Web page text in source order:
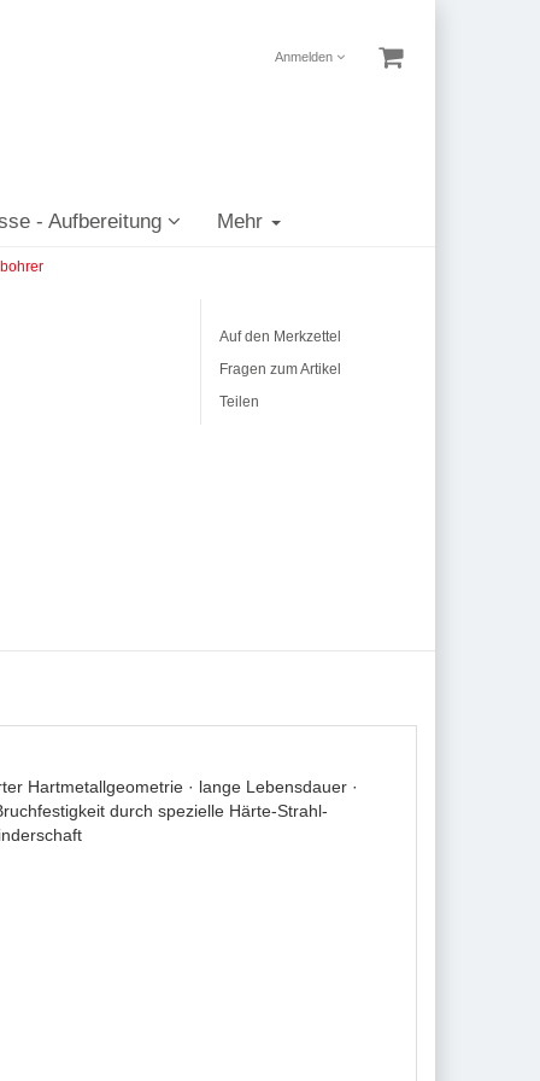
Anmelden
- Aufbereitung Mehr
Auf den Merkzettel
Fragen zum Artikel
Teilen
Hartmetallgeometrie · lange Lebensdauer ·
durch spezielle Härte-Strahl-